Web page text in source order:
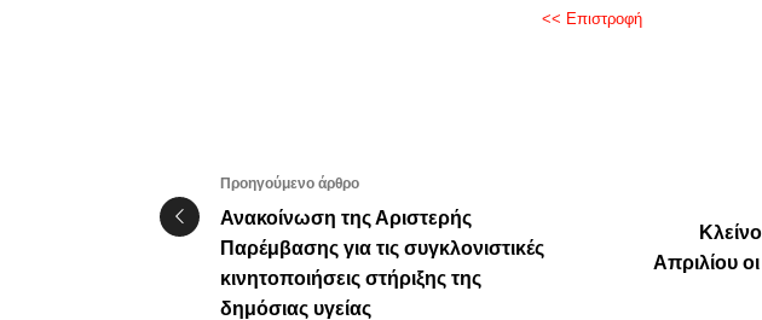
<< Επιστροφή
Προηγούμενο άρθρο
Ανακοίνωση της Αριστερής
Παρέμβασης για τις συγκλονιστικές
κινητοποιήσεις στήριξης της
δημόσιας υγείας
Απριλίου